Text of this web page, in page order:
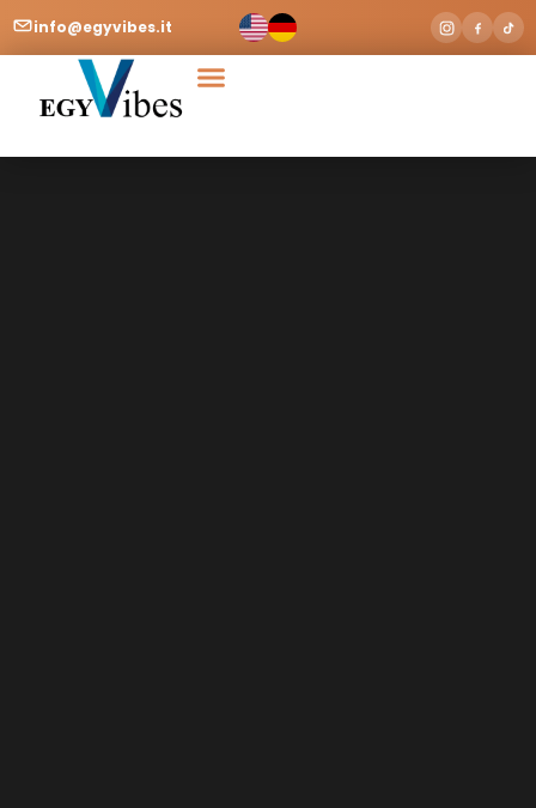
info@egyvibes.it